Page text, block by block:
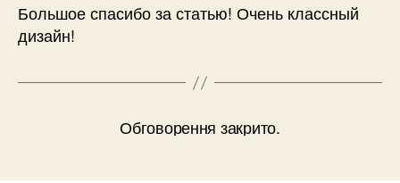
Большое спасибо за статью! Очень классный
дизайн!
Обговорення закрито.